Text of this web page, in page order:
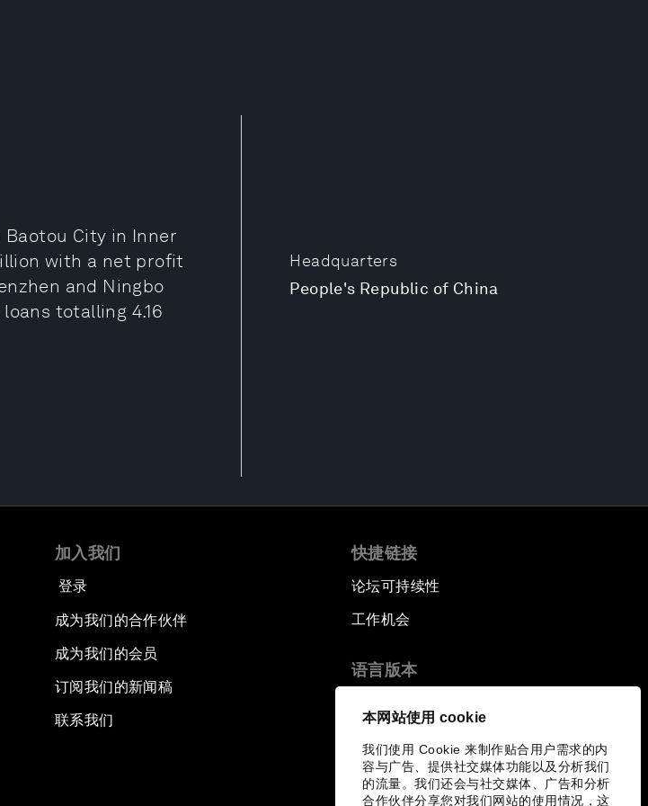
本网站使用 cookie
我们使用 Cookie 来制作贴合用户需求的内
容与广告、提供社交媒体功能以及分析我们
的流量。我们还会与社交媒体、广告和分析
合作伙伴分享您对我们网站的使用情况，这
Headquarters
People's Republic of China
Baotou City in Inner
with a net profit
and Ningbo
totalling 4.16
加入我们
登录
成为我们的合作伙伴
成为我们的会员
订阅我们的新闻稿
联系我们
快捷链接
论坛可持续性
工作机会
语言版本